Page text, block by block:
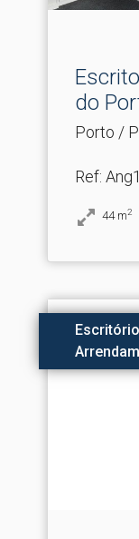
do
Porto /
Ref:
44 m2
Escritório